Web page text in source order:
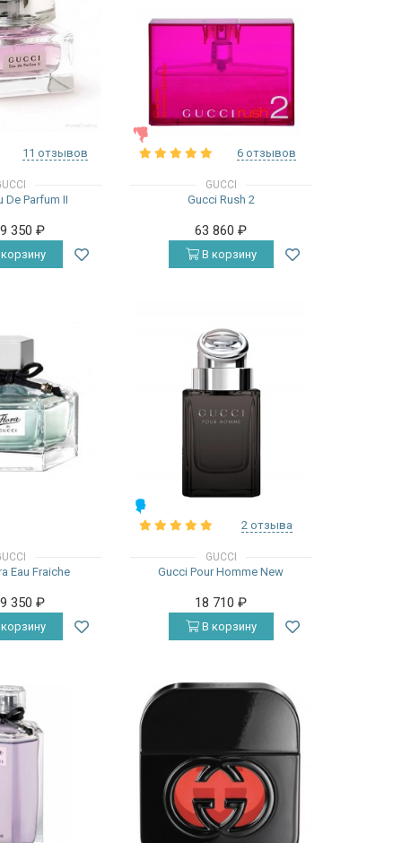
11 отзывов
De Parfum II
350₽
6 отзывов
GUCCI
Gucci Rush 2
63 860₽
В корзину
Eau Fraiche
350₽
2 отзыва
GUCCI
Gucci Pour Homme New
18 710₽
В корзину